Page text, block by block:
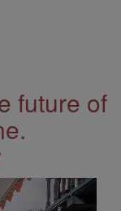
future of